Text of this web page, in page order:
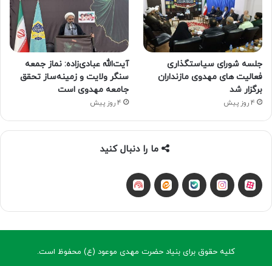
جلسه شورای سیاستگذاری
فعالیت های مهدوی مازنداران
برگزار شد
4 روز پیش
آیت‌الله عبادی‌زاده: نماز جمعه
سنگر ولایت و زمینه‌ساز تحقق
جامعه مهدوی است
4 روز پیش
ما را دنبال کنید
آپاراتاینستاگرام
بله ایتا شنوتو
کلیه حقوق برای بنیاد حضرت مهدی موعود (ع) محفوظ است.